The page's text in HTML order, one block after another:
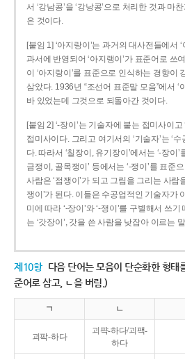
서 ‘강남콩’을 ‘강낭콩’으로 처리한 것과 마
은 것이다.
[붙임 1] ‘아지랑이’는 과거의 대사전들에서
과서에 반영되어 ‘아지랭이’가 표준어로 쓰
이 ‘아지랑이’를 표준으로 인식하는 경향이
삼았다. 1936년 “조선어 표준말 모음”에서 ‘
바 있었는데 그것으로 되돌아간 것이다.
[붙임 2] ‘-장이’는 기술자에 붙는 접미사이
접미사이다. 그리고 여기서의 ‘기술자’는 ‘
다. 따라서 ‘칠장이, 유기장이’에서는 ‘-장이
금쟁이, 골목쟁이’ 등에서는 ‘-쟁이’를 표준
사람은 ‘점쟁이’가 되고 그림을 그리는 사람
쟁이’가 된다. 이들은 수공업적인 기술자가
미에 따라 ‘-장이’와 ‘-쟁이’를 구별해서 쓰
는 ‘갓장이’, 갓을 쓴 사람을 낮잡아 이르는
제10항 다음 단어는 모음이 단순화한 형태
준어로 삼고, ㄴ을 버림.)
ㄱ ㄴ
괴팍-하다
괴퍅-하다/괴팩-
하다